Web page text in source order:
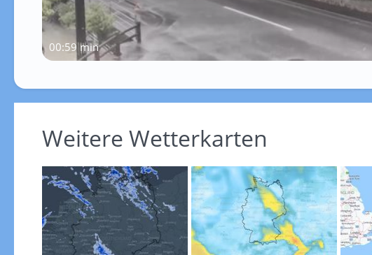
00:59 min
Weitere Wetterkarten